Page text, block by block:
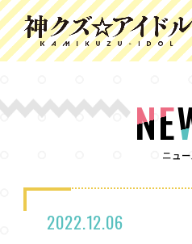
NE
ニュー
2022.12.06